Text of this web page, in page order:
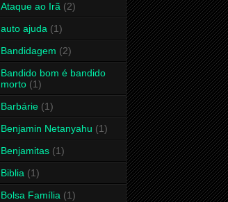
Ataque ao Irã (2)
auto ajuda (1)
Bandidagem (2)
Bandido bom é bandido
morto (1)
Barbárie (1)
Benjamin Netanyahu (1)
Benjamitas (1)
Biblia (1)
Bolsa Família (1)